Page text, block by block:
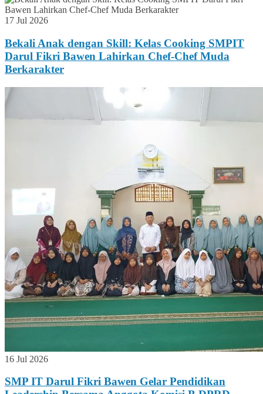
17 Jul 2026
Bekali Anak dengan Skill: Kelas Cooking SMPIT
Darul Fikri Bawen Lahirkan Chef-Chef Muda
Berkarakter
16 Jul 2026
SMP IT Darul Fikri Bawen Gelar Pendidikan